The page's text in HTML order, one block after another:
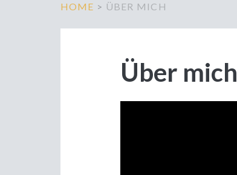
HOME > ÜBER MICH
Über mich